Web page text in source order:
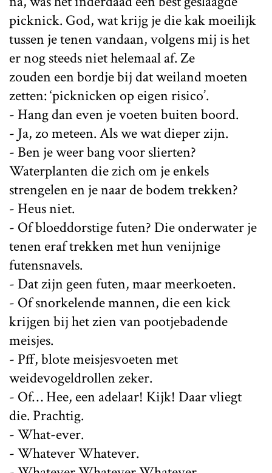
picknick. God, wat krijg je die kak moeilijk
tussen je tenen vandaan, volgens mij is het
er nog steeds niet helemaal af. Ze
zouden een bordje bij dat weiland moeten
zetten: ‘picknicken op eigen risico’.
- Hang dan even je voeten buiten boord.
- Ja, zo meteen. Als we wat dieper zijn.
- Ben je weer bang voor slierten?
Waterplanten die zich om je enkels
strengelen en je naar de bodem trekken?
- Heus niet.
- Of bloeddorstige futen? Die onderwater je
tenen eraf trekken met hun venijnige
futensnavels.
- Dat zijn geen futen, maar meerkoeten.
- Of snorkelende mannen, die een kick
krijgen bij het zien van pootjebadende
meisjes.
- Pff, blote meisjesvoeten met
weidevogeldrollen zeker.
- Of… Hee, een adelaar! Kijk! Daar vliegt
die. Prachtig.
- What-ever.
- Whatever Whatever.